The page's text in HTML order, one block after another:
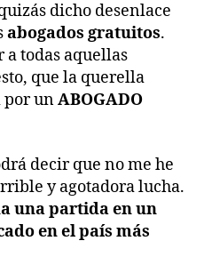
dicho desenlace
abogados gratuitos.
a todas aquellas
que la querella
unABOGADO
decir que no me he
y agotadora lucha.
una partida en un
en el país más